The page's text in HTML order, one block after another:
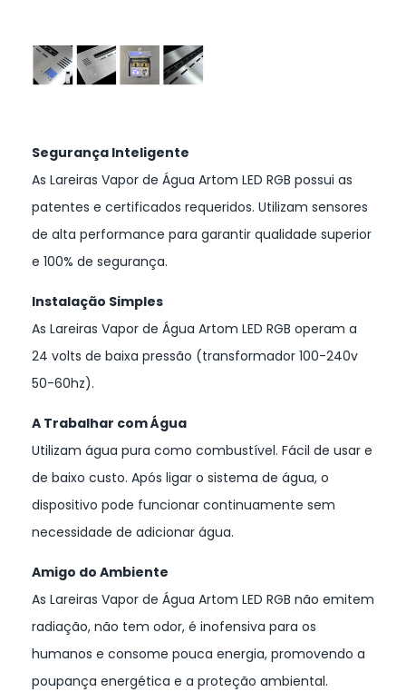
Segurança Inteligente
As Lareiras Vapor de Água Artom LED RGB possui as
patentes e certificados requeridos. Utilizam sensores
de alta performance para garantir qualidade superior
e 100% de segurança.
Instalação Simples
As Lareiras Vapor de Água Artom LED RGB operam a
24 volts de baixa pressão (transformador 100-240v
50-60hz).
A Trabalhar com Água
Utilizam água pura como combustível. Fácil de usar e
de baixo custo. Após ligar o sistema de água, o
dispositivo pode funcionar continuamente sem
necessidade de adicionar água.
Amigo do Ambiente
As Lareiras Vapor de Água Artom LED RGB não emitem
radiação, não tem odor, é inofensiva para os
humanos e consome pouca energia, promovendo a
poupança energética e a proteção ambiental.